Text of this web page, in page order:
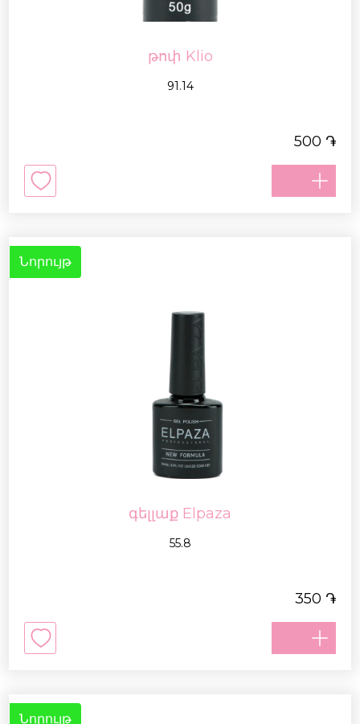
թոփ Klio
91.14
500 ֏
Նորույթ
գելլաք Elpaza
55.8
350 ֏
Նորույթ